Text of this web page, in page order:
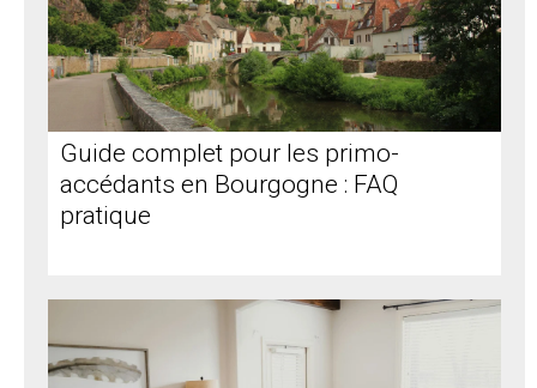
Guide complet pour les primo-
accédants en Bourgogne : FAQ
pratique